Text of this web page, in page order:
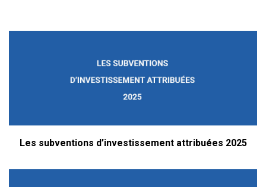
Les subventions d’investissement attribuées 2025